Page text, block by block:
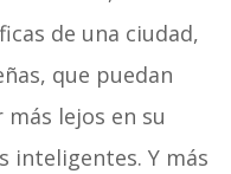
de una ciudad,
que puedan
lejos en su
inteligentes. Y más